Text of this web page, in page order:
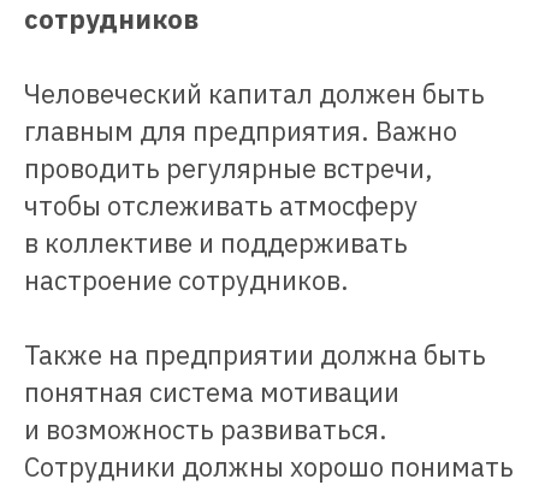
сотрудников
Человеческий капитал должен быть
главным для предприятия. Важно
проводить регулярные встречи,
чтобы отслеживать атмосферу
в коллективе и поддерживать
настроение сотрудников.
Также на предприятии должна быть
понятная система мотивации
и возможность развиваться.
Сотрудники должны хорошо понимать